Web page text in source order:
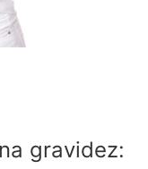
gravidez: